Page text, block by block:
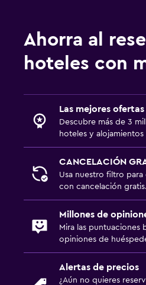
Ahorra al
hoteles con
Las mejores
Descubre más de 3
hoteles y
CANCELACIÓN
Usa nuestro filtro
con cancelación gratis.
Millones de
Mira las puntuaciones
opiniones de
Alertas de precios
¿Aún no quieres